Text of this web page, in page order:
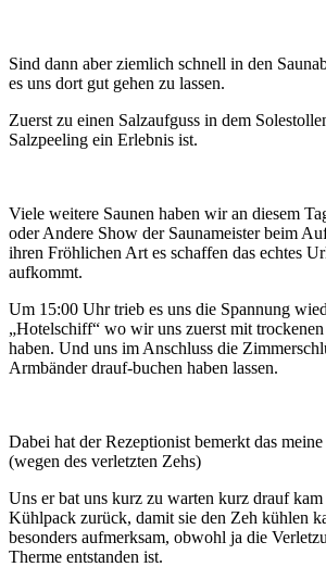
Sind dann aber ziemlich schnell in den
es uns dort gut gehen zu lassen.
Zuerst zu einen Salzaufguss in dem
Salzpeeling ein Erlebnis ist.
Viele weitere Saunen haben wir an diesem
oder Andere Show der Saunameister beim
ihren Fröhlichen Art es schaffen das echtes
aufkommt.
Um 15:00 Uhr trieb es uns die Spannung
„Hotelschiff“ wo wir uns zuerst mit
haben. Und uns im Anschluss die
Armbänder drauf-buchen haben lassen.
Dabei hat der Rezeptionist bemerkt das
(wegen des verletzten Zehs)
Uns er bat uns kurz zu warten kurz drauf kam
Kühlpack zurück, damit sie den Zeh kühlen
besonders aufmerksam, obwohl ja die
Therme entstanden ist.